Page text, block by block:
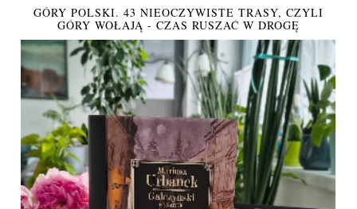
GÓRY POLSKI. 43 NIEOCZYWISTE TRASY, CZYLI
GÓRY WOŁAJĄ - CZAS RUSZAĆ W DROGĘ